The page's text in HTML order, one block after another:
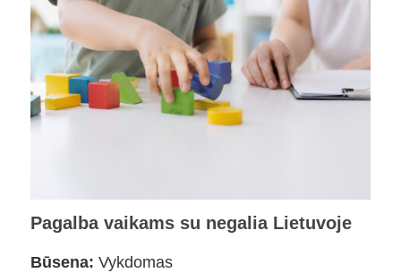
Pagalba vaikams su negalia Lietuvoje
Būsena: Vykdomas